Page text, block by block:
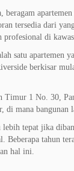
tersedia dari
profesional di
satu apartemen
berkisar
Timur 1 No. 30,
mana bangunan
tepat jika
Beberapa tahun
hal ini.